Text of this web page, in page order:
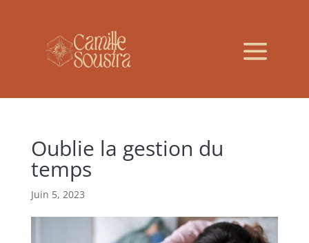
Oublie la gestion du
temps
Juin 5, 2023